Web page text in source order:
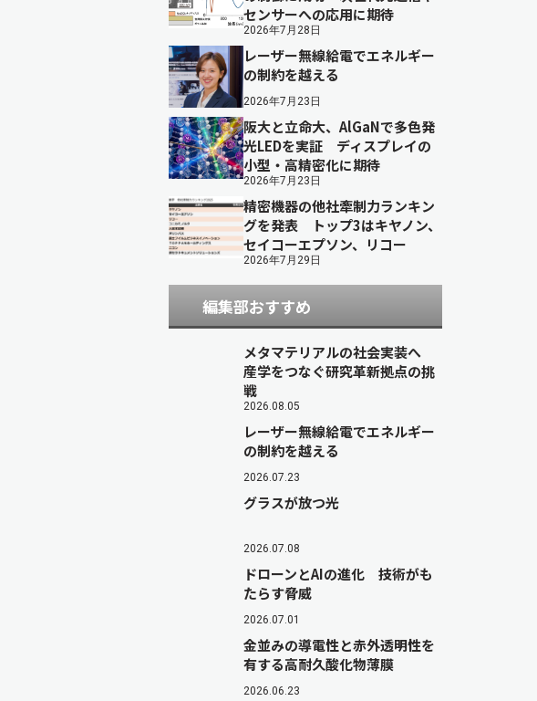
センサーへの応用に期待
2026年7月28日
レーザー無線給電でエネルギー
の制約を越える
2026年7月23日
阪大と立命大、AlGaNで多色発
光LEDを実証 ディスプレイの
小型・高精密化に期待
2026年7月23日
精密機器の他社牽制力ランキン
グを発表 トップ3はキヤノン、
セイコーエプソン、リコー
2026年7月29日
編集部おすすめ
メタマテリアルの社会実装へ
産学をつなぐ研究革新拠点の挑
戦
2026.08.05
レーザー無線給電でエネルギー
の制約を越える
2026.07.23
グラスが放つ光
2026.07.08
ドローンとAIの進化 技術がも
たらす脅威
2026.07.01
金並みの導電性と赤外透明性を
有する高耐久酸化物薄膜
2026.06.23